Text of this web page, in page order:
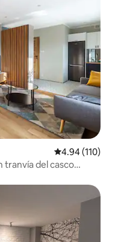
Calificación
4.94 (110)
tranvía del casco